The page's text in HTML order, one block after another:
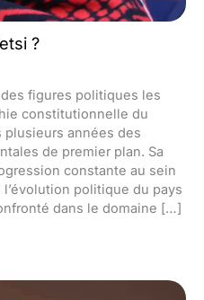
?
des figures politiques les
constitutionnelle du
années des
de premier plan. Sa
constante au sein
politique du pays
dans le domaine […]